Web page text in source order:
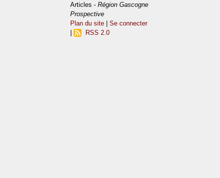
Articles -Région Gascogne
Prospective
Plan du site |Se connecter
RSS 2.0